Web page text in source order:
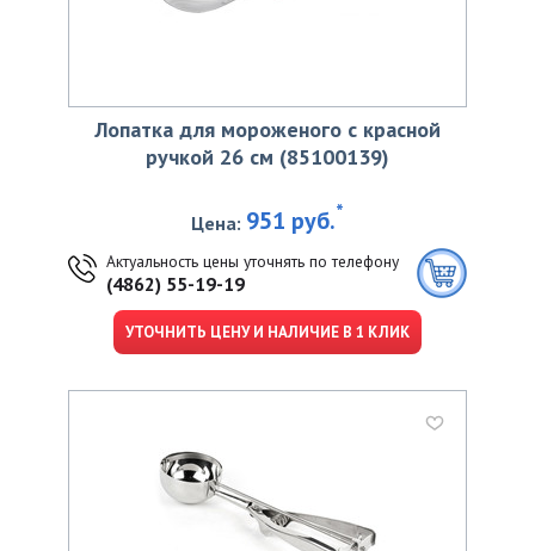
Лопатка для мороженого с красной
ручкой 26 см (85100139)
Цена: 951 руб.*
Актуальность цены уточнять по телефону
(4862) 55-19-19
УТОЧНИТЬ ЦЕНУ И НАЛИЧИЕ В 1 КЛИК